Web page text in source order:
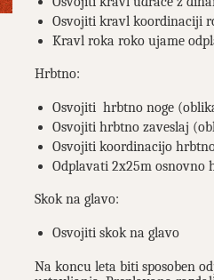
Osvojiti kravl koordinaciji
Kravl roka roko ujame
Hrbtno:
Osvojiti hrbtno noge
Osvojiti hrbtno zaveslaj
Osvojiti koordinacijo
Odplavati 2x25m osnovno
Skok na glavo:
Osvojiti skok na glavo
Na koncu leta biti sposoben